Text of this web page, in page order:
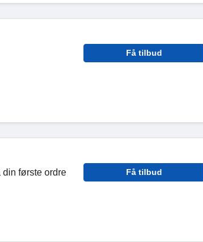
Få tilbud
første ordre
Få tilbud